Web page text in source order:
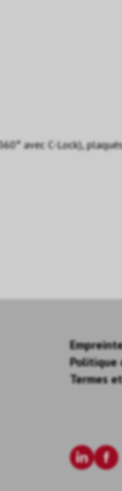
avec C-Lock),
Politique
Termes